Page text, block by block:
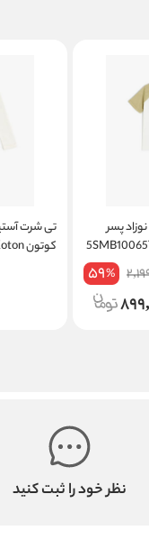
پسر
59%
تی شرت
کوتون Koton کد 5SMG10048AK
نظر خود را ثبت کنید